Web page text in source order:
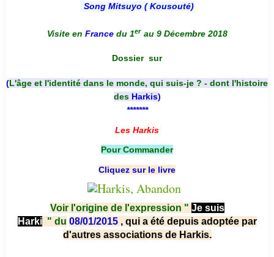
Song Mitsuyo ( Kousouté)
Visite en France du 1er au 9 Décembre 2018
Dossier sur
(L'âge et l'identité dans le monde, qui suis-je ? - dont l'histoire
des Harkis)
*******
Les Harkis
Pour Commander
Cliquez sur le livre
Voir l'origine de l'expression " Je suis
Harki " du 08/01/2015 , qui a été depuis adoptée par
d'autres associations de Harkis.